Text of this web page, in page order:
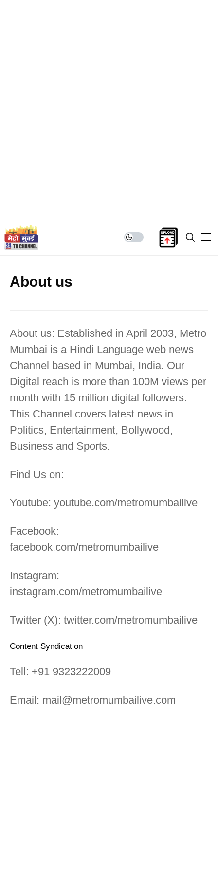
About us
About us: Established in April 2003, Metro
Mumbai is a Hindi Language web news
Channel based in Mumbai, India. Our
Digital reach is more than 100M views per
month with 15 million digital followers.
This Channel covers latest news in
Politics, Entertainment, Bollywood,
Business and Sports.
Find Us on:
Youtube: youtube.com/metromumbailive
Facebook:
facebook.com/metromumbailive
Instagram:
instagram.com/metromumbailive
Twitter (X): twitter.com/metromumbailive
Content Syndication
Tell: +91 9323222009
Email: mail@metromumbailive.com